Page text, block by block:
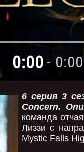
0:00 - 0:00
6 серия 3
Concern.
команда
Лиззи с
Mystic Falls